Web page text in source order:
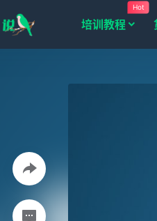
培训教程
Hot